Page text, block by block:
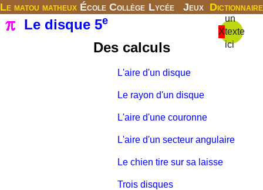
Le matou matheux École Collège Lycée Jeux Dictionnaire
X
un
texte
ici
Le disque 5e
Des calculs
L'aire d'un disque
Le rayon d'un disque
L'aire d'une couronne
L'aire d'un secteur angulaire
Le chien tire sur sa laisse
Trois disques